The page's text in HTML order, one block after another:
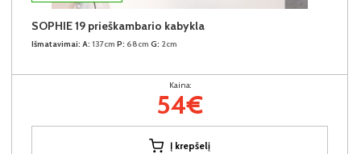
SOPHIE 19 prieškambario kabykla
Išmatavimai: A: 137cm P: 68cm G: 2cm
Kaina:
54€
Į krepšelį